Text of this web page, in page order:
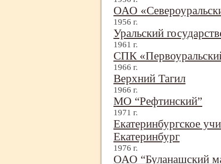
ОАО
1956 г.
Уральский
1961 г.
СПК
1966 г.
Верхний Тагил
1966 г.
МО “Рефтинский”
1971 г.
Екатеринбургское
Екатеринбург
1976 г.
ОАО “Буланашский